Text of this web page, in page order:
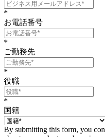
*
お電話番号
*
ご勤務先
*
役職
*
国籍
By submitting this form, you